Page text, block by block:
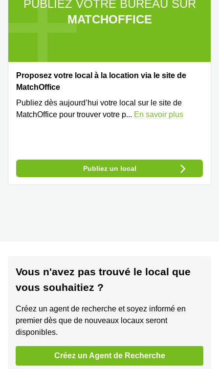
PUBLIEZ VOTRE BUREAU SUR
MATCHOFFICE
Proposez votre local à la location via le site de
MatchOffice
Publiez dès aujourd’hui votre local sur le site de
MatchOffice pour trouver votre p... En savoir plus
Publiez un local
Vous n'avez pas trouvé le local que
vous souhaitiez ?
Créez un agent de recherche et soyez informé en
premier dès que de nouveaux locaux seront
disponibles.
Créez un Agent de Recherche